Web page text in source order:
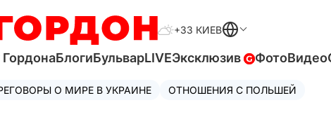
+33 КИЕВ
ГордонаБлогиБульварLIVEЭксклюзив ФотоВидео
О МИРЕ В УКРАИНЕ ОТНОШЕНИЯ С ПОЛЬШЕЙ